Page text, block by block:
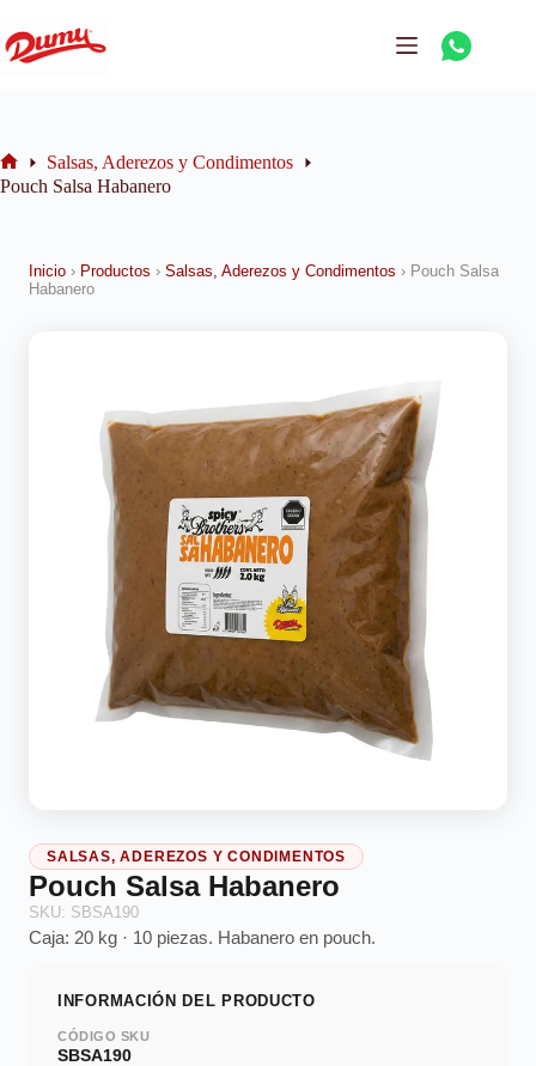
Salsas, Aderezos y Condimentos
Pouch Salsa Habanero
Inicio › Productos › Salsas, Aderezos y Condimentos › Pouch Salsa
Habanero
SALSAS, ADEREZOS Y CONDIMENTOS
Pouch Salsa Habanero
SKU: SBSA190
Caja: 20 kg · 10 piezas. Habanero en pouch.
INFORMACIÓN DEL PRODUCTO
CÓDIGO SKU
SBSA190